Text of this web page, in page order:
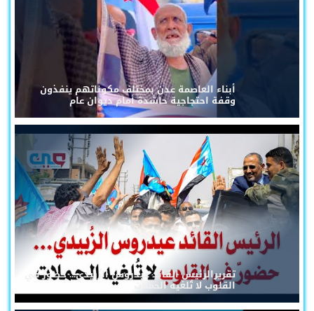
أبناء العاصمة عدن بمختلف مكوناتهم ينفذون
وقفة احتجاجية حاشدة أمام ديوان عام
تقريرالرئيس القائد عيدروس الزُبيدي... حضورٌ في
القلوب لا تُلغيه الحملات